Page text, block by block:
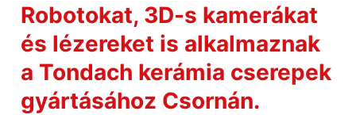
Robotokat, 3D-s kamerákat
és lézereket is alkalmaznak
a Tondach kerámia cserepek
gyártásához Csornán.